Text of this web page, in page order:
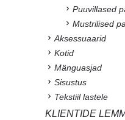
Puuvillased
Mustrilised
Aksessuaarid
Kotid
Mänguasjad
Sisustus
Tekstiil lastele
KLIENTIDE